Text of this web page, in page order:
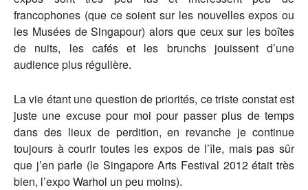
francophones (que ce soient sur les nouvelles expos ou
les Musées de Singapour) alors que ceux sur les boîtes
de nuits, les cafés et les brunchs jouissent d’une
audience plus régulière.
La vie étant une question de priorités, ce triste constat est
juste une excuse pour moi pour passer plus de temps
dans des lieux de perdition, en revanche je continue
toujours à courir toutes les expos de l’île, mais pas sûr
que j’en parle (le Singapore Arts Festival 2012 était très
bien, l’expo Warhol un peu moins).